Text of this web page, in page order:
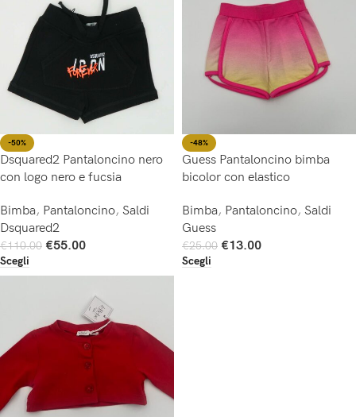
-50%
Dsquared2 Pantaloncino nero
con logo nero e fucsia
Bimba, Pantaloncino, Saldi
Dsquared2
€110.00 €55.00
Scegli
-48%
Guess Pantaloncino bimba
bicolor con elastico
Bimba, Pantaloncino, Saldi
Guess
€25.00 €13.00
Scegli